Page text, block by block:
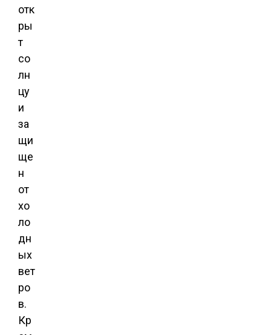
отк
ры
т
со
лн
цу
и
за
щи
ще
н
от
хо
ло
дн
ых
вет
ро
в.
Кр